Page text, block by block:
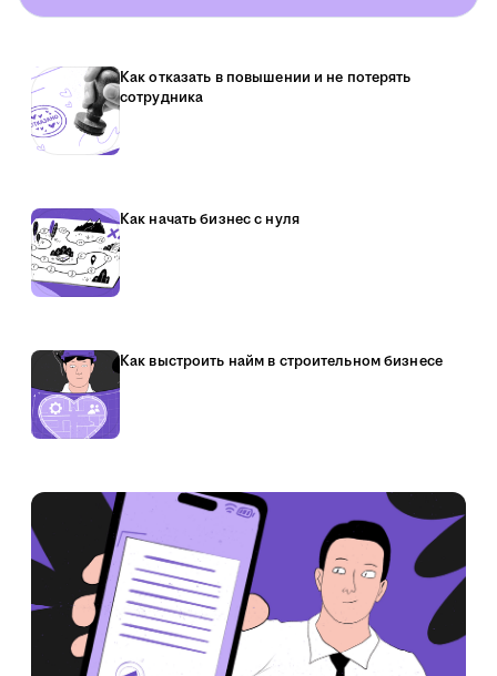
Как отказать в повышении и не потерять
сотрудника
Как начать бизнес с нуля
Как выстроить найм в строительном бизнесе